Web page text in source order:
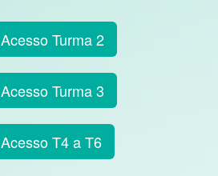
Acesso Turma 2
Acesso Turma 3
Acesso T4 a T6